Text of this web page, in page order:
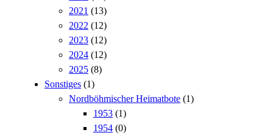
2021 (13)
2022 (12)
2023 (12)
2024 (12)
2025 (8)
Sonstiges (1)
Nordböhmischer Heimatbote (1)
1953 (1)
1954 (0)